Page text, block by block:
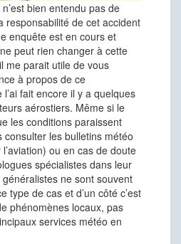
bien entendu pas de
responsabilité de cet accident
enquête est en cours et
peut rien changer à cette
me parait utile de vous
à propos de ce
fait encore il y a quelques
aérostiers. Même si le
les conditions paraissent
les bulletins météo
ou en cas de doute
spécialistes dans leur
ne sont souvent
type de cas et d’un côté c’est
phénomènes locaux, pas
services météo en